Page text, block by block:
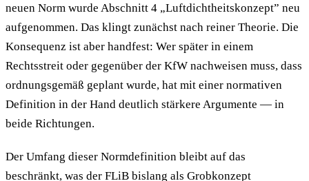
neuen Norm wurde Abschnitt 4 „Luftdichtheitskonzept” neu
aufgenommen. Das klingt zunächst nach reiner Theorie. Die
Konsequenz ist aber handfest: Wer später in einem
Rechtsstreit oder gegenüber der KfW nachweisen muss, dass
ordnungsgemäß geplant wurde, hat mit einer normativen
Definition in der Hand deutlich stärkere Argumente — in
beide Richtungen.
Der Umfang dieser Normdefinition bleibt auf das
beschränkt, was der FLiB bislang als Grobkonzept